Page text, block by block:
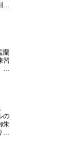
れ
蘭
習
最
下
の
朱
ま